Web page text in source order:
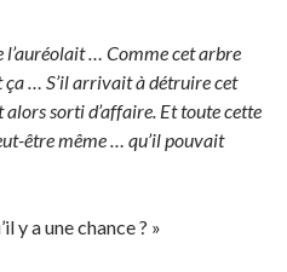
… Comme cet arbre
ça … S’il arrivait à détruire cet
sorti d’affaire. Et toute cette
être même … qu’il pouvait
y a une chance ? »